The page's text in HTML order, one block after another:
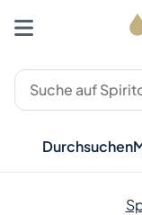
Durchsuchen